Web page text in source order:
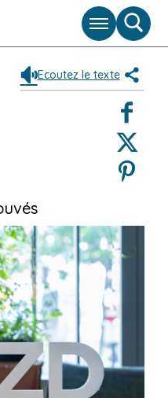
Menu
de
Ecoutez le texte
Twitter
Pinterest